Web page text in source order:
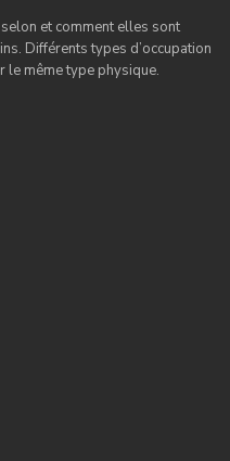
et comment elles sont
Différents types d’occupation
le même type physique.